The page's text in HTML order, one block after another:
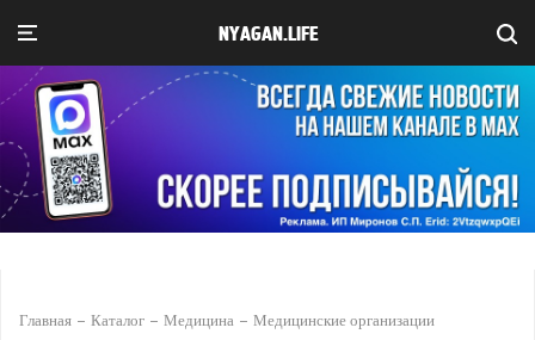
NYAGAN.LIFE
Главная Каталог Медицина Медицинские организации